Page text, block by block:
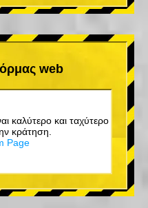
web
καλύτερο και ταχύτερο
κράτηση.
Page